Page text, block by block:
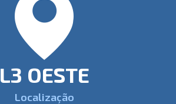
L3 OESTE
Localização